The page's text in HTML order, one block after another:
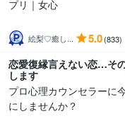
プリ｜女心
絵梨♡癒し... 5.0(833)
恋愛復縁言えない恋…そ
します
プロ心理カウンセラーに
にしませんか？